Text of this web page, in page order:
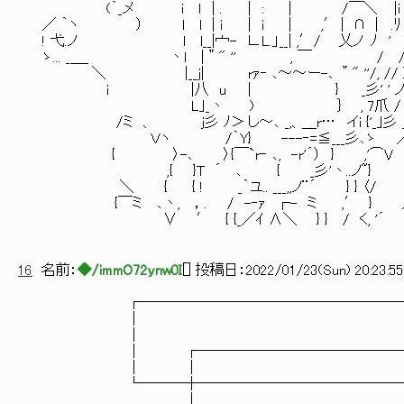
(｀_メ i ｌ | . ｜ : | /￣＼ |i { Ｖ/L〉
／ ｀ヽ ） l l | ｉ | i | ,′ | ∩ | .ﾘ ∧/l-
! 弋.ノ l l__|宀- ∟L.」__| ,′/ 乂ノ ﾉ ' ,′
ゝ... _＿_ 丶l |＂" '' , ￣ / / ! ! !
＼ |__j| rｧ‐ ､～～ー-､ ＂" ''/, // } ! ! !
ｉ |八 u | } _彡' ' ノ ' !
L｣_丶 ) ｝ , 7爪 / ／ /
/ミ 、 j彡 ﾉ＞ し～､ _,、＿r… イi
Ｖヽ /｀Y} ---‐=≦___彡､ゝ ／
{ 〉-､ 〉{￣`r‐ ､, -r'´） } ,'⌒V |_
,{ }T ´ ､ { _彡'丶..ノ~} } (⌒ ｀)
＼ { { ! _｀ユ.. ___,,ノ¨´ } } 〈/ ﾉ `
{￣ミ ､丶, ，. / -‐ｧ ┌- ミ ,′ } ／ (
∨ ′ { {_／ｲ ∧＼ } } / く, '´ }
16 名前： ◆/immO72ynw0I ] 投稿日： 2022/01/23(Sun)
│